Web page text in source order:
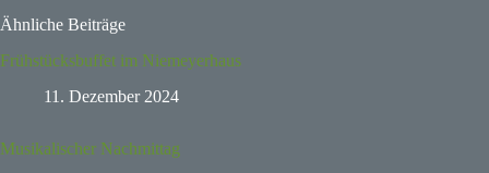
Ähnliche Beiträge
Frühstücksbuffet im Niemeyerhaus
11. Dezember 2024
Musikalischer Nachmittag